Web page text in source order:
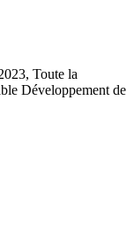
Toute la
Développement de